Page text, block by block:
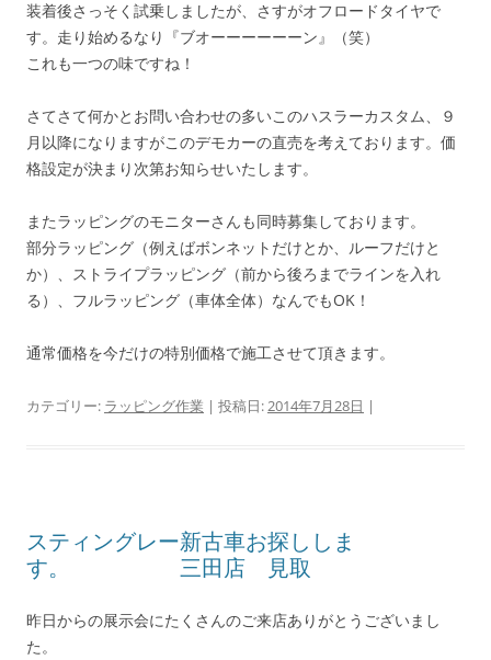
装着後さっそく試乗しましたが、さすがオフロードタイヤで
す。走り始めるなり『ブオーーーーーーン』（笑）
これも一つの味ですね！
さてさて何かとお問い合わせの多いこのハスラーカスタム、９
月以降になりますがこのデモカーの直売を考えております。価
格設定が決まり次第お知らせいたします。
またラッピングのモニターさんも同時募集しております。
部分ラッピング（例えばボンネットだけとか、ルーフだけと
か）、ストライプラッピング（前から後ろまでラインを入れ
る）、フルラッピング（車体全体）なんでもOK！
通常価格を今だけの特別価格で施工させて頂きます。
カテゴリー: ラッピング作業 | 投稿日:2014年7月28日 |
スティングレー新古車お探ししま
す。 三田店 見取
昨日からの展示会にたくさんのご来店ありがとうございまし
た。